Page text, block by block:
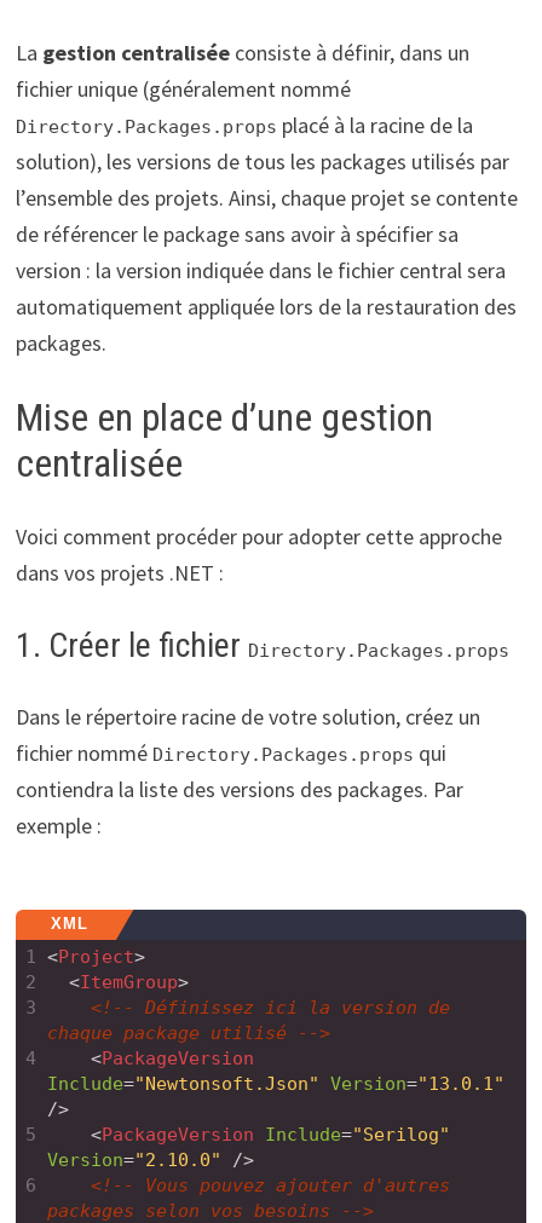
La gestion centraliséeconsiste à définir, dans un
fichier unique (généralement nommé
Directory.Packages.props placé à la racine de la
solution), les versions de tous les packages utilisés par
l’ensemble des projets. Ainsi, chaque projet se contente
de référencer le package sans avoir à spécifier sa
version : la version indiquée dans le fichier central sera
automatiquement appliquée lors de la restauration des
packages.
Mise en place d’une gestion
centralisée
Voici comment procéder pour adopter cette approche
dans vos projets .NET :
1. Créer le fichier Directory.Packages.props
Dans le répertoire racine de votre solution, créez un
fichier nommé Directory.Packages.props qui
contiendra la liste des versions des packages. Par
exemple :
XML
1
2
3
4
5
6
<Project>
<ItemGroup>
<!-- Définissez ici la version de
chaque package utilisé -->
<PackageVersion
Include="Newtonsoft.Json" Version="13.0.1"
/>
<PackageVersion Include="Serilog"
Version="2.10.0"
/>
<!-- Vous pouvez ajouter d'autres
packages selon vos besoins -->